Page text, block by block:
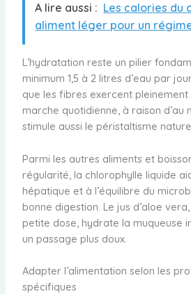
A lire aussi : Les calories du
aliment léger pour un
L’hydratation reste un pilier
minimum 1,5 à 2 litres d’eau par
que les fibres exercent pleinement
marche quotidienne, à raison d’au
stimule aussi le péristaltisme
Parmi les autres aliments et
régularité, la chlorophylle liquide
hépatique et à l’équilibre du
bonne digestion. Le jus d’aloe
petite dose, hydrate la muqueuse
un passage plus doux.
Adapter l’alimentation selon les
spécifiques